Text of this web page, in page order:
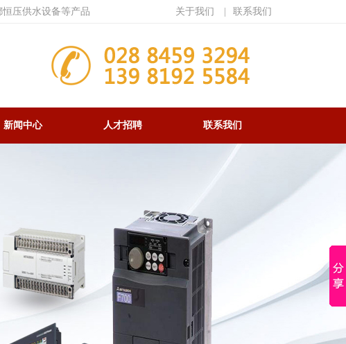
压供水设备等产品 关于我们 联系我们
新闻中心 人才招聘 联系我们